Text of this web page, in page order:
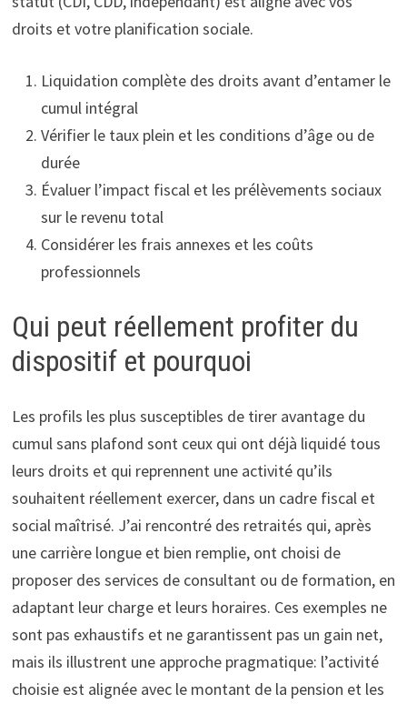
droits et votre planification sociale.
Liquidation complète des droits avant d’entamer le
cumul intégral
Vérifier le taux plein et les conditions d’âge ou de
durée
Évaluer l’impact fiscal et les prélèvements sociaux
sur le revenu total
Considérer les frais annexes et les coûts
professionnels
Qui peut réellement profiter du
dispositif et pourquoi
Les profils les plus susceptibles de tirer avantage du
cumul sans plafond sont ceux qui ont déjà liquidé tous
leurs droits et qui reprennent une activité qu’ils
souhaitent réellement exercer, dans un cadre fiscal et
social maîtrisé. J’ai rencontré des retraités qui, après
une carrière longue et bien remplie, ont choisi de
proposer des services de consultant ou de formation, en
adaptant leur charge et leurs horaires. Ces exemples ne
sont pas exhaustifs et ne garantissent pas un gain net,
mais ils illustrent une approche pragmatique: l’activité
choisie est alignée avec le montant de la pension et les